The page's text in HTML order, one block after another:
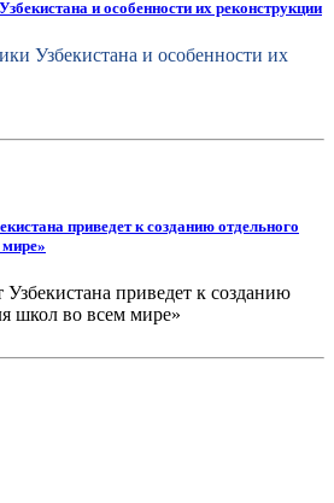
и особенности их реконструкции
Узбекистана и особенности их
приведет к созданию отдельного
приведет к созданию
школ во всем мире»